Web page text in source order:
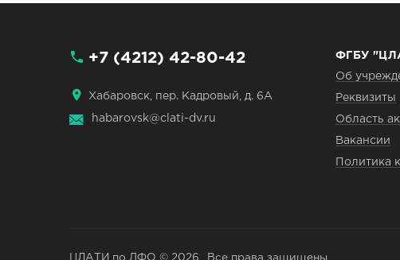
+7 (4212) 42-80-42
Хабаровск, пер. Кадровый, д. 6А
habarovsk@clati-dv.ru
ФГБУ
Об
Реквизиты
Область
Вакансии
Политика
ЦЛАТИ по ДФО © 2026 Все права защищены